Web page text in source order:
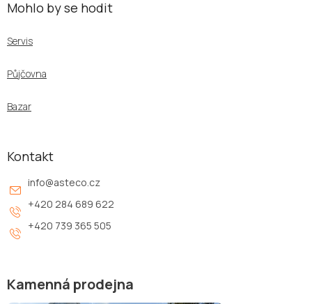
Mohlo by se hodit
Servis
Půjčovna
Bazar
Kontakt
info@asteco.cz
+420 284 689 622
+420 739 365 505
Kamenná prodejna